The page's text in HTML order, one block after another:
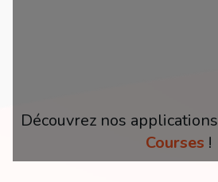
Découvrez nos applications
Courses !